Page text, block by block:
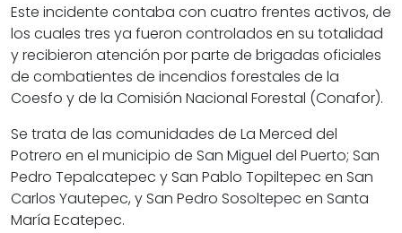
Este incidente contaba con cuatro frentes activos, de
los cuales tres ya fueron controlados en su totalidad
y recibieron atención por parte de brigadas oficiales
de combatientes de incendios forestales de la
Coesfo y de la Comisión Nacional Forestal (Conafor).
Se trata de las comunidades de La Merced del
Potrero en el municipio de San Miguel del Puerto; San
Pedro Tepalcatepec y San Pablo Topiltepec en San
Carlos Yautepec, y San Pedro Sosoltepec en Santa
María Ecatepec.